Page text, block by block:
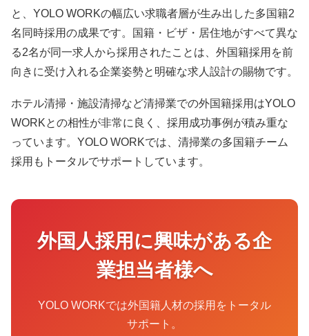
と、YOLO WORKの幅広い求職者層が生み出した多国籍2
名同時採用の成果です。国籍・ビザ・居住地がすべて異な
る2名が同一求人から採用されたことは、外国籍採用を前
向きに受け入れる企業姿勢と明確な求人設計の賜物です。
ホテル清掃・施設清掃など清掃業での外国籍採用はYOLO
WORKとの相性が非常に良く、採用成功事例が積み重な
っています。YOLO WORKでは、清掃業の多国籍チーム
採用もトータルでサポートしています。
外国人採用に興味がある企
業担当者様へ
YOLO WORKでは外国籍人材の採用をトータル
サポート。